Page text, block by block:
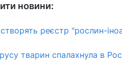
новини:
реєстр "рослин-
тварин спалахнула в